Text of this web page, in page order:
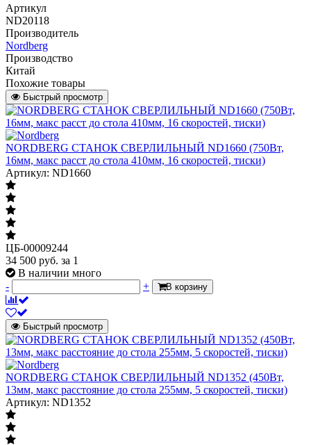
Артикул
ND20118
Производитель
Nordberg
Производство
Китай
Похожие товары
Быстрый просмотр
NORDBERG СТАНОК СВЕРЛИЛЬНЫЙ ND1660 (750Вт,
16мм, макс расст до стола 410мм, 16 скоростей, тиски)
Артикул: ND1660
ЦБ-00009244
34 500 руб. за 1
В наличии много
-
+ В корзину
Быстрый просмотр
NORDBERG СТАНОК СВЕРЛИЛЬНЫЙ ND1352 (450Вт,
13мм, макс расстояние до стола 255мм, 5 скоростей, тиски)
Артикул: ND1352